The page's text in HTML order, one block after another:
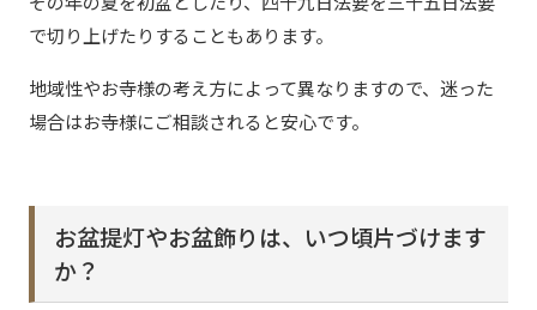
で切り上げたりすることもあります。
地域性やお寺様の考え方によって異なりますので、迷った
場合はお寺様にご相談されると安心です。
お盆提灯やお盆飾りは、いつ頃片づけます
か？